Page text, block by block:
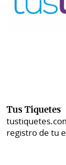
Tus Tiquetes
registro de tu